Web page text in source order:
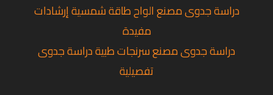
دراسة جدوى مصنع الواح طاقة شمسية إرشادات
مفيدة
دراسة جدوى مصنع سرنجات طبية دراسة جدوى
تفصيلية